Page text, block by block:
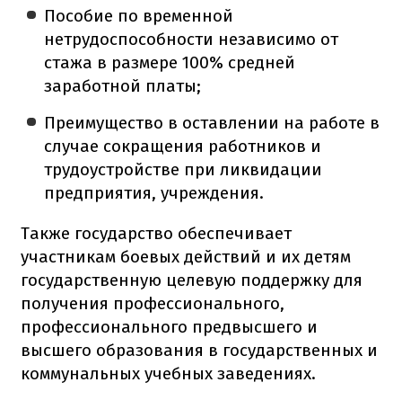
Пособие по временной
нетрудоспособности независимо от
стажа в размере 100% средней
заработной платы;
Преимущество в оставлении на работе в
случае сокращения работников и
трудоустройстве при ликвидации
предприятия, учреждения.
Также государство обеспечивает
участникам боевых действий и их детям
государственную целевую поддержку для
получения профессионального,
профессионального предвысшего и
высшего образования в государственных и
коммунальных учебных заведениях.